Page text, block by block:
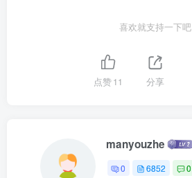
喜欢就支持一下吧
点赞11 分享
manyouzhe
0 6852 0